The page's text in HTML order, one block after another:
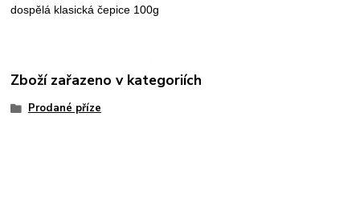
dospělá klasická čepice 100g
Zboží zařazeno v kategoriích
Prodané příze